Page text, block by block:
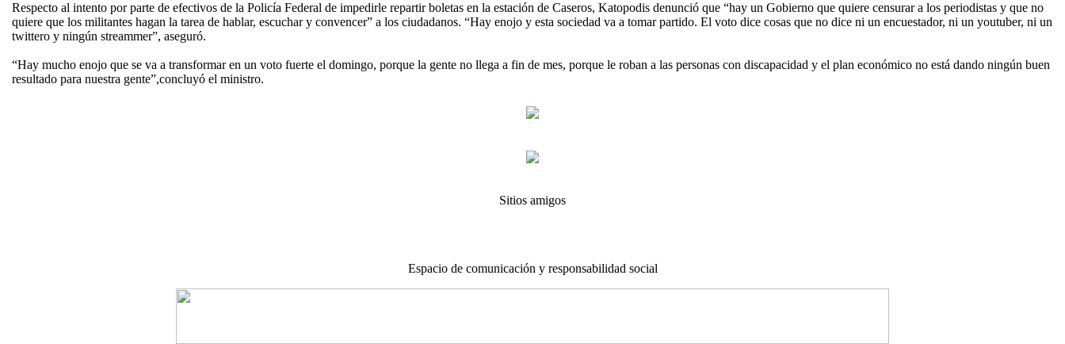
Respecto al intento por parte de efectivos de la Policía Federal de impedirle repartir boletas en la estación de Caseros, Katopodis denunció que “hay un Gobierno que quiere censurar a los periodistas y que no
quiere que los militantes hagan la tarea de hablar, escuchar y convencer” a los ciudadanos. “Hay enojo y esta sociedad va a tomar partido. El voto dice cosas que no dice ni un encuestador, ni un youtuber, ni un
twittero y ningún streammer”, aseguró.
“Hay mucho enojo que se va a transformar en un voto fuerte el domingo, porque la gente no llega a fin de mes, porque le roban a las personas con discapacidad y el plan económico no está dando ningún buen
resultado para nuestra gente”,concluyó el ministro.
Sitios amigos
Espacio de comunicación y responsabilidad social